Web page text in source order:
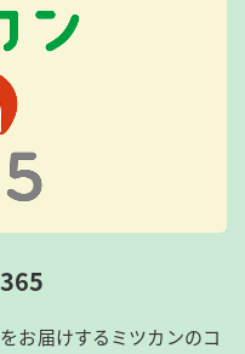
お届けするミツカンのコ